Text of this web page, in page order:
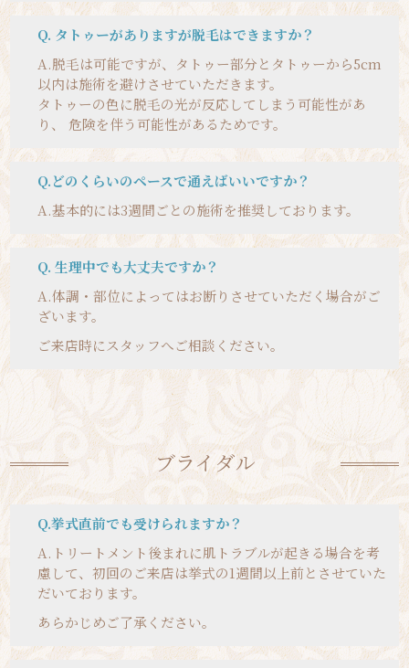
Q. タトゥーがありますが脱毛はできますか？
A.脱毛は可能ですが、タトゥー部分とタトゥーから5cm
以内は施術を避けさせていただきます。
タトゥーの色に脱毛の光が反応してしまう可能性があ
り、 危険を伴う可能性があるためです。
Q.どのくらいのペースで通えばいいですか？
A.基本的には3週間ごとの施術を推奨しております。
Q. 生理中でも大丈夫ですか？
A.体調・部位によってはお断りさせていただく場合がご
ざいます。
ご来店時にスタッフへご相談ください。
ブライダル
Q.挙式直前でも受けられますか？
A. トリートメント後まれに肌トラブルが起きる場合を考
慮して、初回のご来店は挙式の1週間以上前とさせていた
だいております。
あらかじめご了承ください。